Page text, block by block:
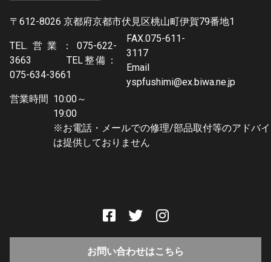
〒612-8026 京都府京都市伏見区桃山町伊賀79番地1
TEL.営業：075-622-
3663 TEL整備：
075-634-3661
FAX.075-611-
3117
Email
yspfushimi@ex.biwa.ne.jp
営業時間 10:00～
※お電話・メールでの修理/部品取付等のアドバ
は提供しておりません
お問い合わせはこちら